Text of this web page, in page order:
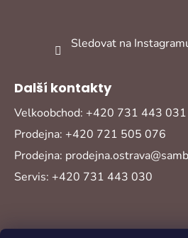
Sledovat na
Další kontakty
Velkoobchod: +420 731 443 031
Prodejna: +420 721 505 076
Prodejna:
Servis: +420 731 443 030